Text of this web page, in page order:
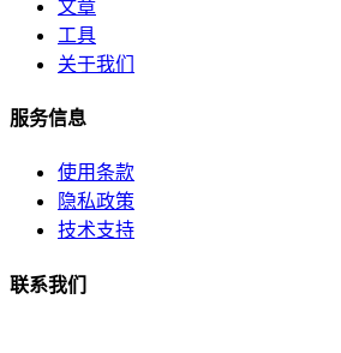
文章
工具
关于我们
服务信息
使用条款
隐私政策
技术支持
联系我们